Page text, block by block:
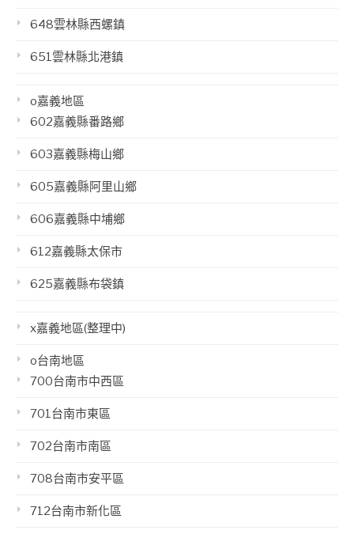
648雲林縣西螺鎮
651雲林縣北港鎮
o嘉義地區
602嘉義縣番路鄉
603嘉義縣梅山鄉
605嘉義縣阿里山鄉
606嘉義縣中埔鄉
612嘉義縣太保市
625嘉義縣布袋鎮
x嘉義地區(整理中)
o台南地區
700台南市中西區
701台南市東區
702台南市南區
708台南市安平區
712台南市新化區